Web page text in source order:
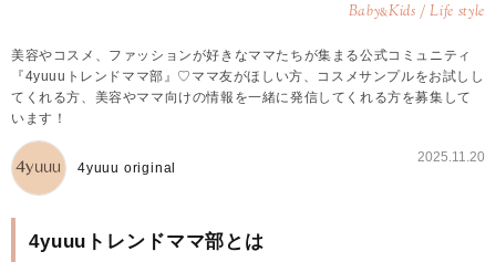
Baby&Kids / Life style
美容やコスメ、ファッションが好きなママたちが集まる公式コミュニティ
『4yuuuトレンドママ部』♡ママ友がほしい方、コスメサンプルをお試しし
てくれる方、美容やママ向けの情報を一緒に発信してくれる方を募集して
います！
4yuuu original
2025.11.20
4yuuuトレンドママ部とは